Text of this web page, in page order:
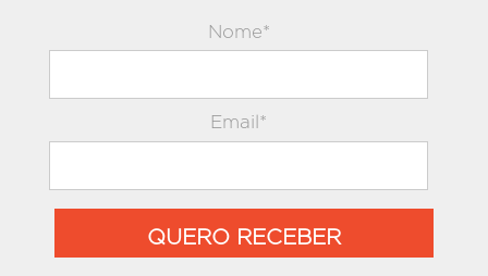
Nome*
Email*
QUERO RECEBER